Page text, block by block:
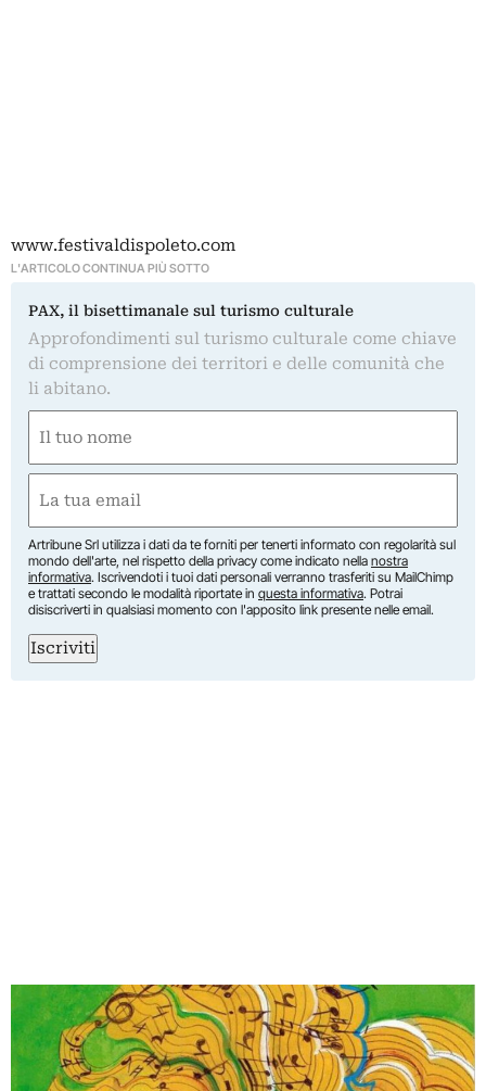
www.festivaldispoleto.com
L'ARTICOLO CONTINUA PIÙ SOTTO
PAX, il bisettimanale sul turismo culturale
Approfondimenti sul turismo culturale come chiave
di comprensione dei territori e delle comunità che
li abitano.
(Required)
First
(Required)
Artribune Srl utilizza i dati da te forniti per tenerti informato con regolarità sul
mondo dell'arte, nel rispetto della privacy come indicato nella nostra
informativa. Iscrivendoti i tuoi dati personali verranno trasferiti su MailChimp
e trattati secondo le modalità riportate in questa informativa. Potrai
disiscriverti in qualsiasi momento con l'apposito link presente nelle email.
Iscriviti